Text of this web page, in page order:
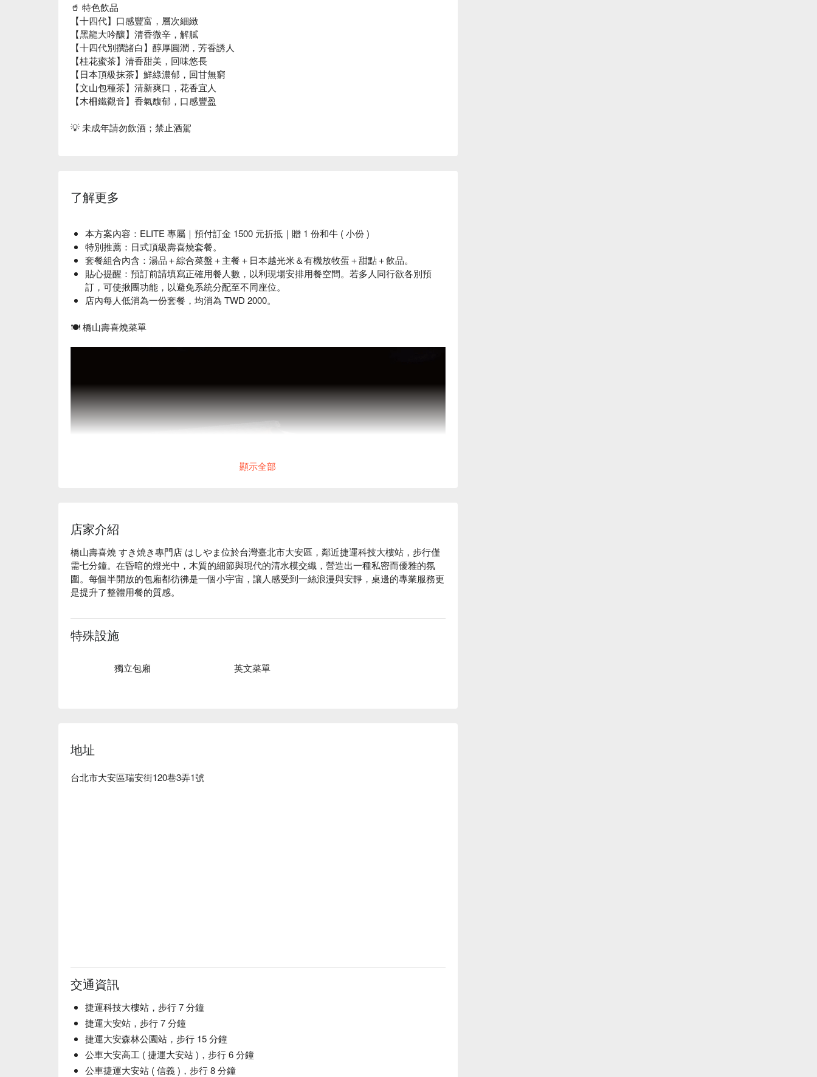
🥤 特色飲品
【十四代】口感豐富，層次細緻
【黑龍大吟釀】清香微辛，解膩
【十四代別撰諸白】醇厚圓潤，芳香誘人
【桂花蜜茶】清香甜美，回味悠長
【日本頂級抹茶】鮮綠濃郁，回甘無窮
【文山包種茶】清新爽口，花香宜人
【木柵鐵觀音】香氣馥郁，口感豐盈
💡 未成年請勿飲酒；禁止酒駕
了解更多
本方案內容：ELITE 專屬｜預付訂金 1500 元折抵｜贈 1 份和牛 ( 小份 )
特別推薦：日式頂級壽喜燒套餐。
套餐組合內含：湯品＋綜合菜盤＋主餐＋日本越光米＆有機放牧蛋＋甜點＋飲品。
貼心提醒：預訂前請填寫正確用餐人數，以利現場安排用餐空間。若多人同行欲各別預
訂，可使揪團功能，以避免系統分配至不同座位。
店內每人低消為一份套餐，均消為 TWD 2000。
🍽 橋山壽喜燒菜單
顯示全部
店家介紹
橋山壽喜燒 すき焼き專門店 はしやま位於台灣臺北市大安區，鄰近捷運科技大樓站，步行僅
需七分鐘。在昏暗的燈光中，木質的細節與現代的清水模交織，營造出一種私密而優雅的氛
圍。每個半開放的包廂都彷彿是一個小宇宙，讓人感受到一絲浪漫與安靜，桌邊的專業服務更
是提升了整體用餐的質感。
這裡的日式頂級壽喜燒套餐、十四代與黑龍大吟釀，都是讓人一秒切換到微醺放鬆的必備選
擇。桂花蜜茶則是懂吃的朋友絕對不會錯過的亮點，讓每次用餐都成為值得朝聖的記憶。
人均消費：店內每人低消為 1 份套餐，均消為 TWD 1500
【日式頂級壽喜燒套餐】品味豐富，牛肉鮮嫩多汁，湯底醇厚
【日本 A5 和牛芯芯】肉質細緻，入口即化
【黑龍大吟釀】清香微辛，解膩
【十四代別撰諸白】醇厚圓潤，芳香誘人
【桂花蜜茶】清香甜美，回味悠長
【日本頂級抹茶】鮮綠濃郁，回甘無窮
【文山包種茶】清新爽口，花香宜人
【木柵鐵觀音】香氣馥郁，口感豐盈
💡 未成年請勿飲酒；禁止酒駕
特殊設施
獨立包廂 英文菜單
地址
台北市大安區瑞安街120巷3弄1號
交通資訊
捷運科技大樓站，步行 7 分鐘
捷運大安站，步行 7 分鐘
捷運大安森林公園站，步行 15 分鐘
公車大安高工 ( 捷運大安站 )，步行 6 分鐘
公車捷運大安站 ( 信義 )，步行 8 分鐘